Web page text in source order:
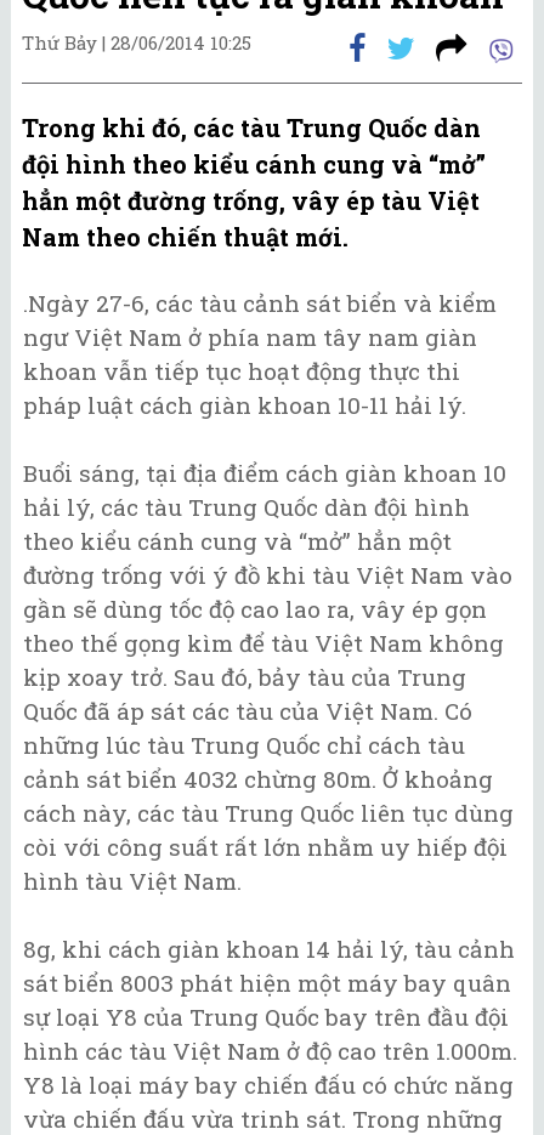
Thứ Bảy | 28/06/2014 10:25
Trong khi đó, các tàu Trung Quốc dàn
đội hình theo kiểu cánh cung và “mở”
hẳn một đường trống, vây ép tàu Việt
Nam theo chiến thuật mới.
.Ngày 27-6, các tàu cảnh sát biển và kiểm
ngư Việt Nam ở phía nam tây nam giàn
khoan vẫn tiếp tục hoạt động thực thi
pháp luật cách giàn khoan 10-11 hải lý.
Buổi sáng, tại địa điểm cách giàn khoan 10
hải lý, các tàu Trung Quốc dàn đội hình
theo kiểu cánh cung và “mở” hẳn một
đường trống với ý đồ khi tàu Việt Nam vào
gần sẽ dùng tốc độ cao lao ra, vây ép gọn
theo thế gọng kìm để tàu Việt Nam không
kịp xoay trở. Sau đó, bảy tàu của Trung
Quốc đã áp sát các tàu của Việt Nam. Có
những lúc tàu Trung Quốc chỉ cách tàu
cảnh sát biển 4032 chừng 80m. Ở khoảng
cách này, các tàu Trung Quốc liên tục dùng
còi với công suất rất lớn nhằm uy hiếp đội
hình tàu Việt Nam.
8g, khi cách giàn khoan 14 hải lý, tàu cảnh
sát biển 8003 phát hiện một máy bay quân
sự loại Y8 của Trung Quốc bay trên đầu đội
hình các tàu Việt Nam ở độ cao trên 1.000m.
Y8 là loại máy bay chiến đấu có chức năng
vừa chiến đấu vừa trinh sát. Trong những